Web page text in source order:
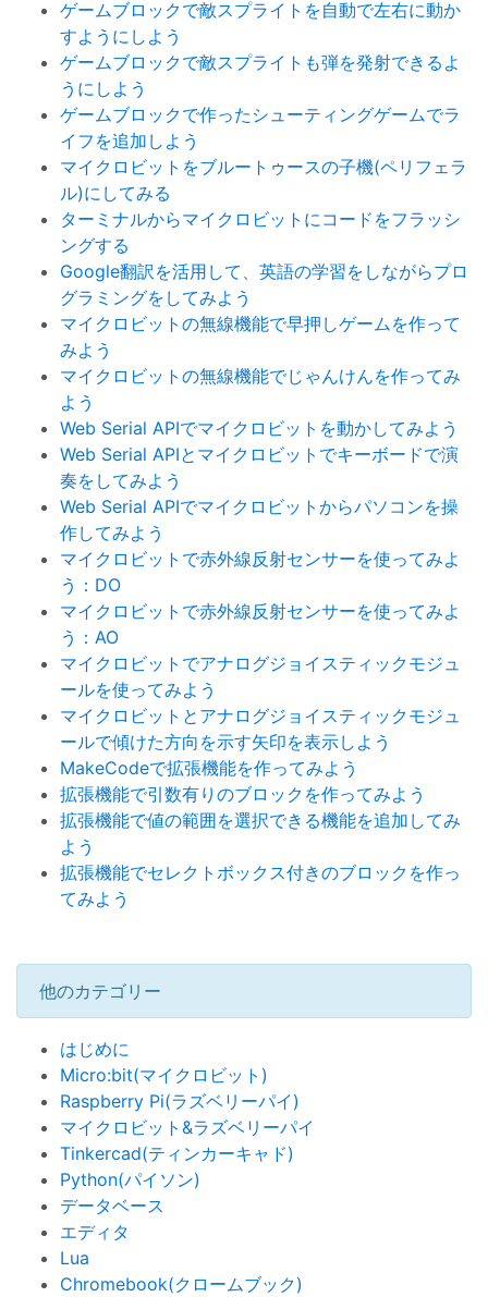
ゲームブロックで敵スプライトを自動で左右に動か
すようにしよう
ゲームブロックで敵スプライトも弾を発射できるよ
うにしよう
ゲームブロックで作ったシューティングゲームでラ
イフを追加しよう
マイクロビットをブルートゥースの子機(ペリフェラ
ル)にしてみる
ターミナルからマイクロビットにコードをフラッシ
ングする
Google翻訳を活用して、英語の学習をしながらプロ
グラミングをしてみよう
マイクロビットの無線機能で早押しゲームを作って
みよう
マイクロビットの無線機能でじゃんけんを作ってみ
よう
Web Serial APIでマイクロビットを動かしてみよう
Web Serial APIとマイクロビットでキーボードで演
奏をしてみよう
Web Serial APIでマイクロビットからパソコンを操
作してみよう
マイクロビットで赤外線反射センサーを使ってみよ
う：DO
マイクロビットで赤外線反射センサーを使ってみよ
う：AO
マイクロビットでアナログジョイスティックモジュ
ールを使ってみよう
マイクロビットとアナログジョイスティックモジュ
ールで傾けた方向を示す矢印を表示しよう
MakeCodeで拡張機能を作ってみよう
拡張機能で引数有りのブロックを作ってみよう
拡張機能で値の範囲を選択できる機能を追加してみ
よう
拡張機能でセレクトボックス付きのブロックを作っ
てみよう
他のカテゴリー
はじめに
Micro:bit(マイクロビット)
Raspberry Pi(ラズベリーパイ)
マイクロビット&ラズベリーパイ
Tinkercad(ティンカーキャド)
Python(パイソン)
データベース
エディタ
Lua
Chromebook(クロームブック)